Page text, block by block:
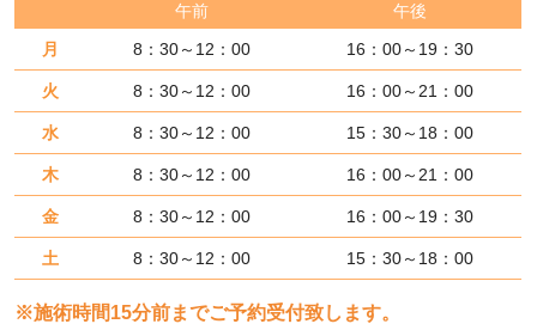
午前
午後
月
8：30～12：00 16：00～19：30
火 8：30～12：00 16：00～21：00
水 8：30～12：00 15：30～18：00
木 8：30～12：00 16：00～21：00
金 8：30～12：00 16：00～19：30
土 8：30～12：00 15：30～18：00
※施術時間15分前までご予約受付致します。